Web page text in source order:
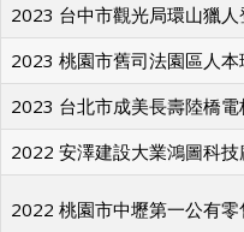
2023 台中市觀光局環山獵人
2023 桃園市舊司法園區人本
2023 台北市成美長壽陸橋電
2022 安澤建設大業鴻圖科技
2022 桃園市中壢第一公有零